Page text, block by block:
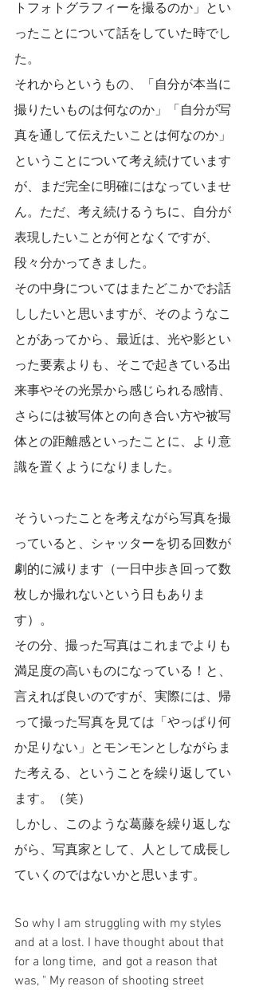
トフォトグラフィーを撮るのか」とい
ったことについて話をしていた時でし
た。
それからというもの、「自分が本当に
撮りたいものは何なのか」「自分が写
真を通して伝えたいことは何なのか」
ということについて考え続けています
が、まだ完全に明確にはなっていませ
ん。ただ、考え続けるうちに、自分が
表現したいことが何となくですが、
段々分かってきました。
その中身についてはまたどこかでお話
ししたいと思いますが、そのようなこ
とがあってから、最近は、光や影とい
った要素よりも、そこで起きている出
来事やその光景から感じられる感情、
さらには被写体との向き合い方や被写
体との距離感といったことに、より意
識を置くようになりました。
そういったことを考えながら写真を撮
っていると、シャッターを切る回数が
劇的に減ります（一日中歩き回って数
枚しか撮れないという日もありま
す）。
その分、撮った写真はこれまでよりも
満足度の高いものになっている！と、
言えれば良いのですが、実際には、帰
って撮った写真を見ては「やっぱり何
か足りない」とモンモンとしながらま
た考える、ということを繰り返してい
ます。（笑）
しかし、このような葛藤を繰り返しな
がら、写真家として、人として成長し
ていくのではないかと思います。
So why I am struggling with my styles
and at a lost. I have thought about that
for a long time,  and got a reason that
was, " My reason of shooting street